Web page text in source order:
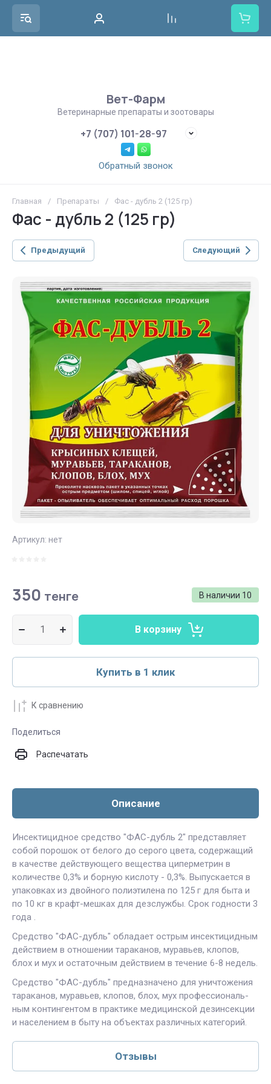
Вет-Фарм
Ветеринарные препараты и зоотовары
+7 (707) 101-28-97
Обратный звонок
Главная / Препараты / Фас - дубль 2 (125 гр)
Фас - дубль 2 (125 гр)
Предыдущий Следующий
Артикул: нет
В наличии 10
350 тенге
В корзину
Купить в 1 клик
К сравнению
Поделиться
Распечатать
Описание
Инсектицидное средство "ФАС-дубль 2" представляет
собой порошок от белого до серого цвета, содержащий
в качестве действующего вещества циперметрин в
количе­стве 0,3% и борную кислоту - 0,3%. Выпускается в
упаков­ках из двойного полиэтилена по 125 г для быта и
по 10 кг в крафт-мешках для дезслужбы. Срок годности 3
года .
Средство "ФАС-дубль" обладает острым инсектицид­ным
действием в отношении тараканов, муравьев, клопов,
блох и мух и остаточным действием в течение 6-8 недель.
Средство "ФАС-дубль" предназначено для уничтоже­ния
тараканов, муравьев, клопов, блох, мух профессиональ­
ным контингентом в практике медицинской дезинсекции
и на­селением в быту на объектах различных категорий.
Отзывы